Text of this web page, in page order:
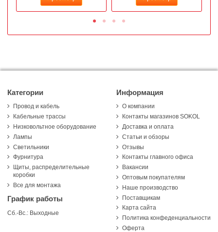
Категории
Провод и кабель
Кабельные трассы
Низковольтное оборудование
Лампы
Светильники
Фурнитура
Щиты, распределительные
коробки
Все для монтажа
График работы
Сб.-Вс.: Выходные
Информация
О компании
Контакты магазинов SOKOL
Доставка и оплата
Статьи и обзоры
Отзывы
Контакты главного офиса
Вакансии
Оптовым покупателям
Наше производство
Поставщикам
Карта сайта
Политика конфеденциальности
Оферта